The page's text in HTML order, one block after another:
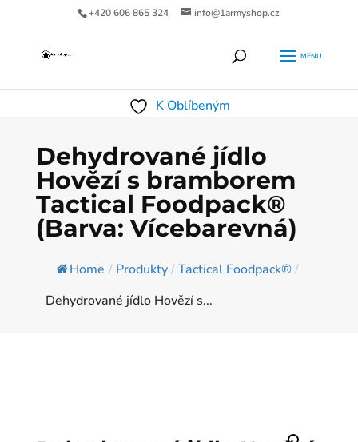
+420 606 865 324 info@1armyshop.cz
K Oblíbeným
Dehydrované jídlo
Hovězí s bramborem
Tactical Foodpack®
(Barva: Vícebarevná)
Home / Produkty/Tactical Foodpack®/
Dehydrované jídlo Hovězí s...